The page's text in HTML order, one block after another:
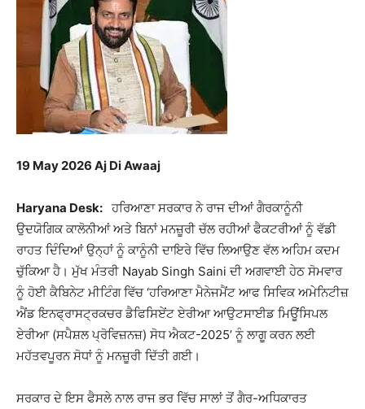
19 May 2026 Aj Di Awaaj
Haryana Desk: ਹਰਿਆਣਾ ਸਰਕਾਰ ਨੇ ਰਾਜ ਦੀਆਂ ਗੈਰਕਾਨੂੰਨੀ
ਉਦਯੋਗਿਕ ਕਾਲੋਨੀਆਂ ਅਤੇ ਬਿਨਾਂ ਮਨਜ਼ੂਰੀ ਚੱਲ ਰਹੀਆਂ ਫੈਕਟਰੀਆਂ ਨੂੰ ਵੱਡੀ
ਰਾਹਤ ਦਿੰਦਿਆਂ ਉਨ੍ਹਾਂ ਨੂੰ ਕਾਨੂੰਨੀ ਦਾਇਰੇ ਵਿੱਚ ਲਿਆਉਣ ਵੱਲ ਅਹਿਮ ਕਦਮ
ਚੁੱਕਿਆ ਹੈ। ਮੁੱਖ ਮੰਤਰੀ Nayab Singh Saini ਦੀ ਅਗਵਾਈ ਹੇਠ ਸੋਮਵਾਰ
ਨੂੰ ਹੋਈ ਕੈਬਿਨੇਟ ਮੀਟਿੰਗ ਵਿੱਚ ‘ਹਰਿਆਣਾ ਮੈਨੇਜਮੈਂਟ ਆਫ ਸਿਵਿਕ ਅਮੇਨਿਟੀਜ਼
ਐਂਡ ਇਨਫ੍ਰਾਸਟ੍ਰਕਚਰ ਡੈਫਿਸਿਏਂਟ ਏਰੀਆ ਆਉਟਸਾਈਡ ਮਿਊਂਸਿਪਲ
ਏਰੀਆ (ਸਪੈਸ਼ਲ ਪ੍ਰੋਵਿਜ਼ਨਜ਼) ਸੋਧ ਐਕਟ-2025’ ਨੂੰ ਲਾਗੂ ਕਰਨ ਲਈ
ਮਹੱਤਵਪੂਰਨ ਸੋਧਾਂ ਨੂੰ ਮਨਜ਼ੂਰੀ ਦਿੱਤੀ ਗਈ।
ਸਰਕਾਰ ਦੇ ਇਸ ਫੈਸਲੇ ਨਾਲ ਰਾਜ ਭਰ ਵਿੱਚ ਸਾਲਾਂ ਤੋਂ ਗੈਰ-ਅਧਿਕਾਰਤ